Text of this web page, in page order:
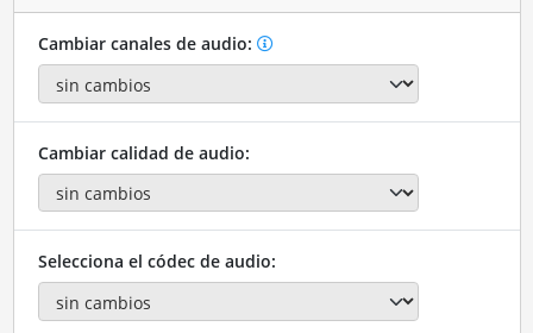
Cambiar canales de audio:
Cambiar calidad de audio:
Selecciona el códec de audio: